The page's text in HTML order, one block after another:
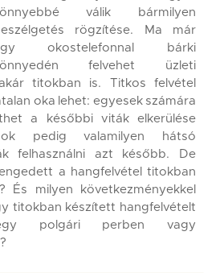
válik bármilyen
rögzítése. Ma már
okostelefonnal bárki
felvehet üzleti
titokban is. Titkos felvétel
oka lehet: egyesek számára
a későbbi viták elkerülése
pedig valamilyen hátsó
felhasználni azt később. De
a hangfelvétel titokban
És milyen következményekkel
titokban készített hangfelvételt
polgári perben vagy